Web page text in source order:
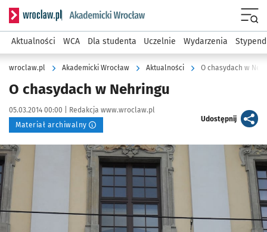
Serwis informacyjny wroclaw.pl podserwis: Akademicki
Aktualności WCA Dla studenta Uczelnie Wydarzenia
wroclaw.pl Akademicki Wrocław Aktualności O chasydach w
O chasydach w Nehringu
Data publikacji:
05.03.2014 00:00 | Autor:
Redakcja www.wroclaw.pl
Materiał archiwalny
Udostępnijartykuł
Kliknij, aby powiększyć